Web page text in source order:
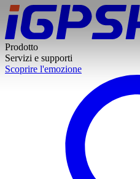
Prodotto
Servizi e supporti
Scoprire l'emozione